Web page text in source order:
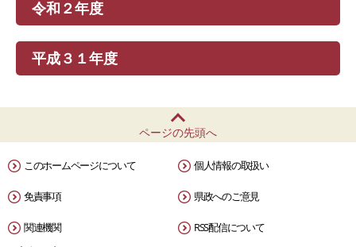
令和２年度
平成３１年度
ページの先頭へ
このホームページについて 個人情報の取扱い
免責事項 県政へのご意見
関連機関 RSS配信について